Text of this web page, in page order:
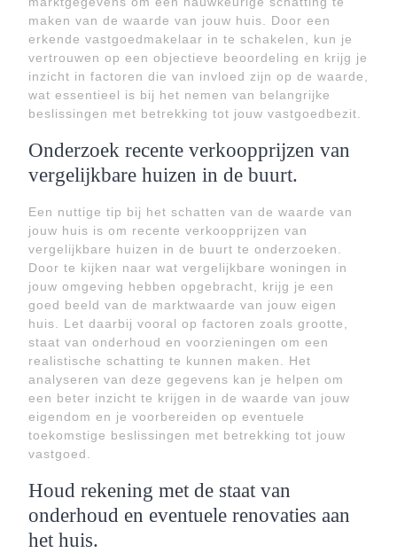
maken van de waarde van jouw huis. Door een
erkende vastgoedmakelaar in te schakelen, kun je
vertrouwen op een objectieve beoordeling en krijg je
inzicht in factoren die van invloed zijn op de waarde,
wat essentieel is bij het nemen van belangrijke
beslissingen met betrekking tot jouw vastgoedbezit.
Onderzoek recente verkoopprijzen van
vergelijkbare huizen in de buurt.
Een nuttige tip bij het schatten van de waarde van
jouw huis is om recente verkoopprijzen van
vergelijkbare huizen in de buurt te onderzoeken.
Door te kijken naar wat vergelijkbare woningen in
jouw omgeving hebben opgebracht, krijg je een
goed beeld van de marktwaarde van jouw eigen
huis. Let daarbij vooral op factoren zoals grootte,
staat van onderhoud en voorzieningen om een
realistische schatting te kunnen maken. Het
analyseren van deze gegevens kan je helpen om
een beter inzicht te krijgen in de waarde van jouw
eigendom en je voorbereiden op eventuele
toekomstige beslissingen met betrekking tot jouw
vastgoed.
Houd rekening met de staat van
onderhoud en eventuele renovaties aan
het huis.